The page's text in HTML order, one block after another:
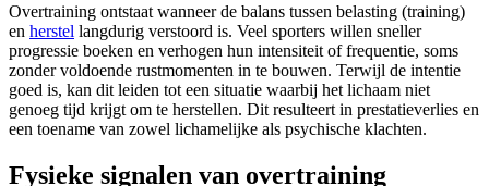
Overtraining ontstaat wanneer de balans tussen belasting (training)
en herstel langdurig verstoord is. Veel sporters willen sneller
progressie boeken en verhogen hun intensiteit of frequentie, soms
zonder voldoende rustmomenten in te bouwen. Terwijl de intentie
goed is, kan dit leiden tot een situatie waarbij het lichaam niet
genoeg tijd krijgt om te herstellen. Dit resulteert in prestatieverlies en
een toename van zowel lichamelijke als psychische klachten.
Fysieke signalen van overtraining